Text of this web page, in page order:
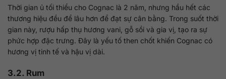
Thời gian ủ tối thiểu cho Cognac là 2 năm, nhưng hầu hết các
thương hiệu đều để lâu hơn để đạt sự cân bằng. Trong suốt thời
gian này, rượu hấp thụ hương vani, gỗ sồi và gia vị, tạo ra sự
phức hợp đặc trưng. Đây là yếu tố then chốt khiến Cognac có
hương vị tinh tế và hậu vị dài.
3.2. Rum